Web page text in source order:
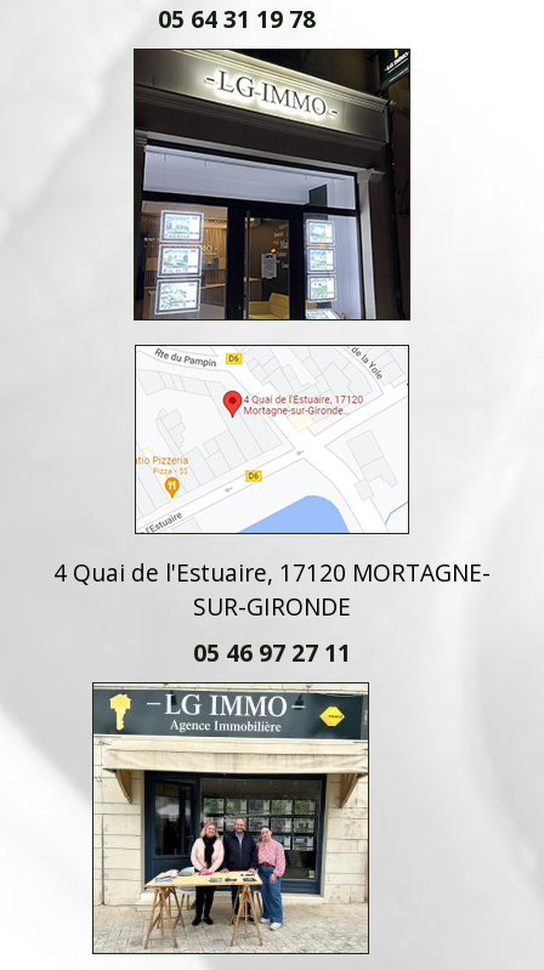
05 64 31 19 78
4 Quai de l'Estuaire, 17120 MORTAGNE-
SUR-GIRONDE
05 46 97 27 11